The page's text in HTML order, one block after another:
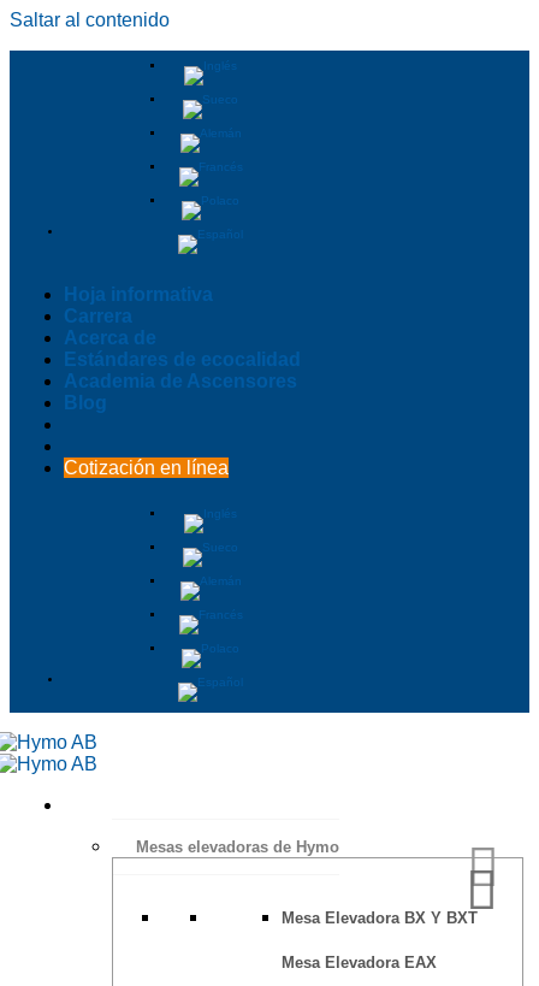
Saltar al contenido
Hoja informativa
Carrera
Acerca de
Estándares de ecocalidad
Academia de Ascensores
Blog
Cotización en línea
Mesas elevadoras de Hymo
Mesa Elevadora BX Y BXT
Mesa Elevadora EAX